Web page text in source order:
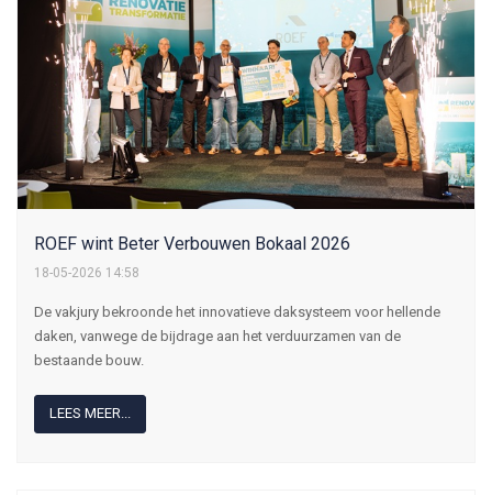
ROEF wint Beter Verbouwen Bokaal 2026
18-05-2026 14:58
De vakjury bekroonde het innovatieve daksysteem voor hellende
daken, vanwege de bijdrage aan het verduurzamen van de
bestaande bouw.
LEES MEER...